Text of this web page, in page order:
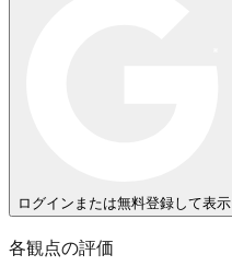
ログインまたは無料登録して表示
各観点の評価